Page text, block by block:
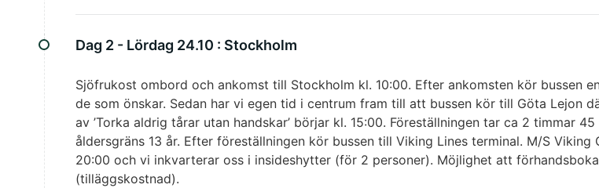
Dag 2 - Lördag 24.10 : Stockholm
Sjöfrukost ombord och ankomst till Stockholm kl. 10:00. Efter ankomsten kör bussen
de som önskar. Sedan har vi egen tid i centrum fram till att bussen kör till Göta Lejon
av ’Torka aldrig tårar utan handskar’ börjar kl. 15:00. Föreställningen tar ca 2 timmar
åldersgräns 13 år. Efter föreställningen kör bussen till Viking Lines terminal. M/S Viking
20:00 och vi inkvarterar oss i insideshytter (för 2 personer). Möjlighet att
(tilläggskostnad).